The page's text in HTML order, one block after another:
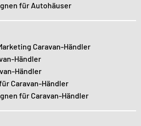
für Autohäuser
Caravan-Händler
Händler
Händler
Caravan-Händler
für Caravan-Händler